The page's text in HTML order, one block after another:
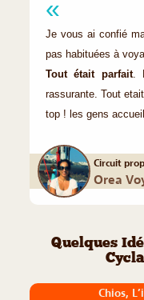
Je vous ai confié
pas habituées à
Tout était parfait.
rassurante. Tout
top ! les gens
Circuit
Orea
Quelques
Chios,